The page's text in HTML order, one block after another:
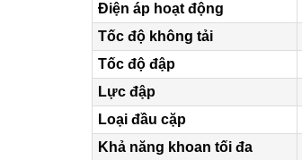
Điện áp hoạt động
Tốc độ không tải
Tốc độ đập
Lực đập
Loại đầu cặp
Khả năng khoan tối đa